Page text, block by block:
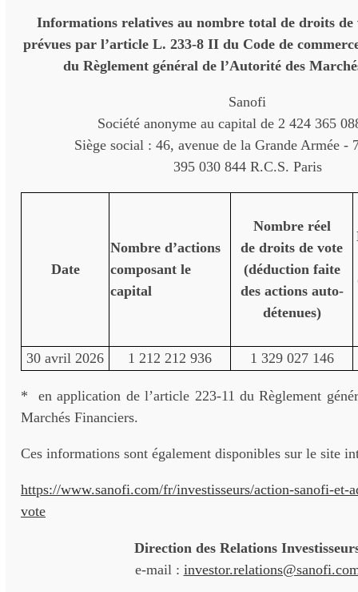
Informations relatives au nombre total de droits de
prévues par l’article L. 233-8 II du Code de
du Règlement général de l’Autorité des
Sanofi
Société anonyme au capital de 2 424 365
Siège social : 46, avenue de la Grande Armée -
395 030 844 R.C.S. Paris
Date
Nombre d’actions
composant le
capital
Nombre réel
de droits de vote
(déduction faite
des actions auto-
détenues)
30 avril 2026 1 212 212 936 1 329 027 146
* en application de l’article 223-11 du Règlement
Marchés Financiers.
Ces informations sont également disponibles sur le site
https://www.sanofi.com/fr/investisseurs/action-sanofi-et-
vote
Direction des Relations
e-mail :